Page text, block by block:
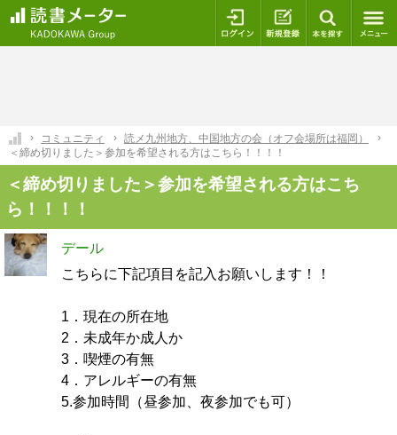
ログイン 新規登録
コミュニティ
読メ九州地方、中国地方の会（オフ会場所は福岡）
＜締め切りました＞参加を希望される方はこちら！！！！
＜締め切りました＞参加を希望される方はこち
ら！！！！
デール
こちらに下記項目を記入お願いします！！
1．現在の所在地
2．未成年か成人か
3．喫煙の有無
4．アレルギーの有無
5.参加時間（昼参加、夜参加でも可）